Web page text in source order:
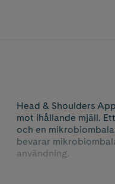
Head & Shoulders
mot ihållande mjäll.
och en
bevarar
användning.